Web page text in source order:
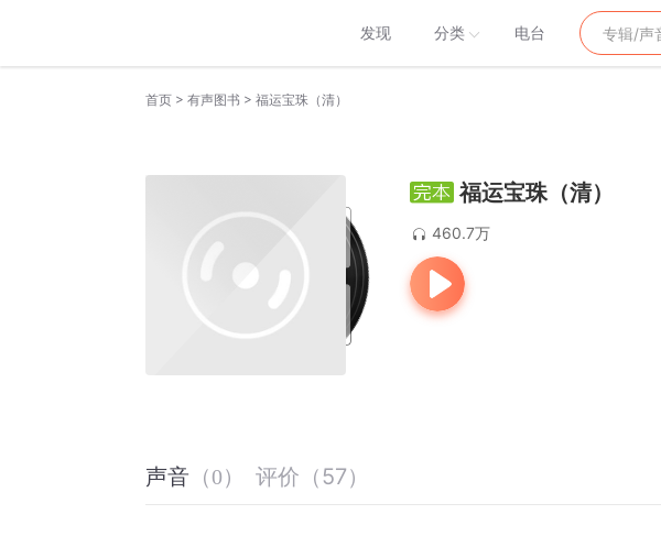
发现 分类 电台
首页 > 有声图书 > 福运宝珠（清）
福运宝珠（清）
460.7万
声音 （0） 评价 （ 57）